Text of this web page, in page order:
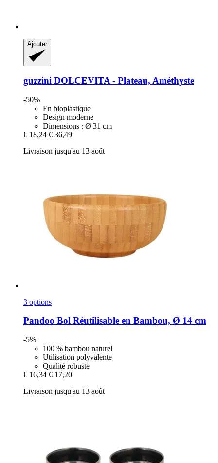
Ajouter
guzzini DOLCEVITA -​ Plateau, Améthyste
-50%
En bioplastique
Design moderne
Dimensions : Ø 31 cm
€ 18,24 € 36,49
Livraison jusqu'au 13 août
3 options
Pandoo Bol Réutilisable en Bambou, Ø 14 cm
-5%
100 % bambou naturel
Utilisation polyvalente
Qualité robuste
€ 16,34 € 17,20
Livraison jusqu'au 13 août